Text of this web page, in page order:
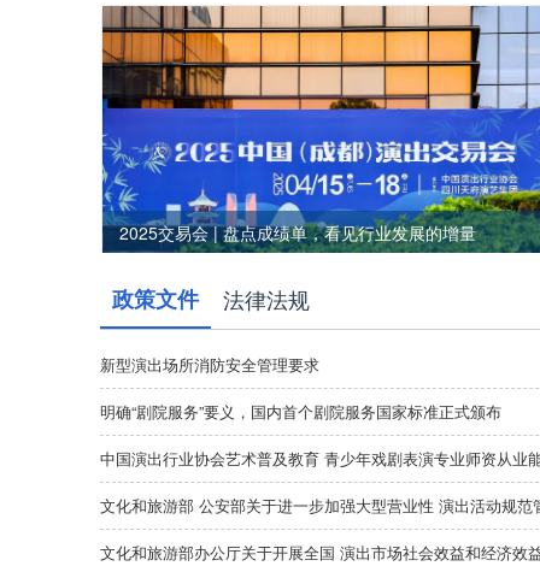
2025交易会 | 盘点成绩单，看见行业发展的增量
政策文件 法律法规
新型演出场所消防安全管理要求
明确“剧院服务”要义，国内首个剧院服务国家标准正式颁布
中国演出行业协会艺术普及教育 青少年戏剧表演专业师资从业
行）
文化和旅游部 公安部关于进一步加强大型营业性 演出活动规范
有序发展的通知
文化和旅游部办公厅关于开展全国 演出市场社会效益和经济效